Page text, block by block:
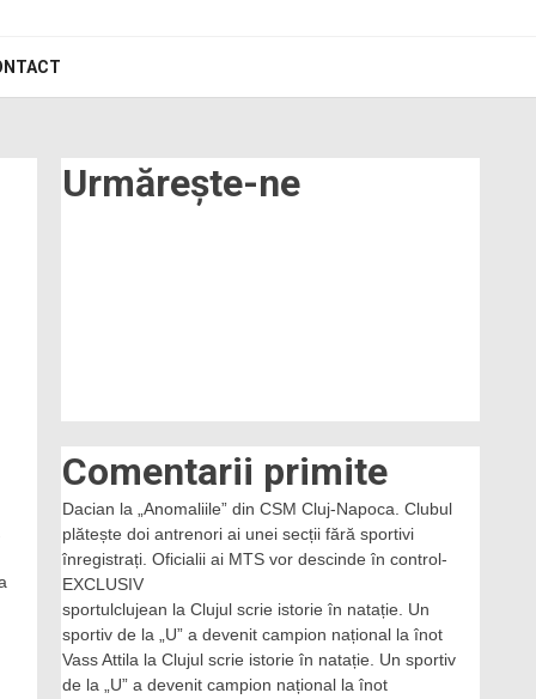
Urmărește-ne
Comentarii primite
Dacian la
„Anomaliile” din CSM Cluj-Napoca. Clubul
plătește doi antrenori ai unei secții fără sportivi
înregistrați. Oficialii ai MTS vor descinde în control-
EXCLUSIV
sportulclujean la Clujul scrie istorie în natație. Un
sportiv de la „U” a devenit campion național la înot
Vass Attila la Clujul scrie istorie în natație. Un sportiv
de la „U” a devenit campion național la înot